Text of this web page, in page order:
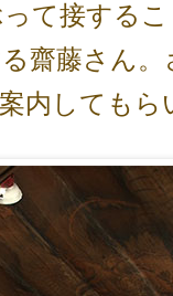
て接する
齋藤さん
内してもら